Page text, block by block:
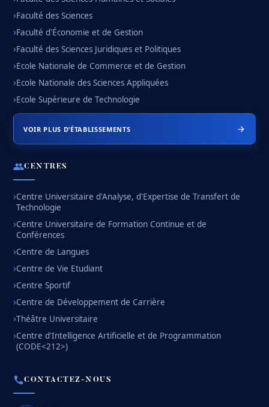
Faculté des Sciences
Faculté d'Économie et de Gestion
Faculté des Sciences Juridiques et Politiques
Ecole Nationale de Commerce et de Gestion
Ecole Nationale des Sciences Appliquées
Ecole Supérieure de Technologie
VOIR PLUS D’ÉTABLISSEMENTS
CENTRES
Centre Universitaire d'Analyse, d'Expertise de Transfert de
Technologie
Centre Universitaire de Formation Continue et de
Conférences
Centre de Langues
Centre de Vie Etudiant
Centre Sportif
Centre de Développement de Carrière
Théâtre Universitaire
Centre d'Intelligence Artificielle et de Programmation
(CODE<212>)
CONTACTEZ-NOUS